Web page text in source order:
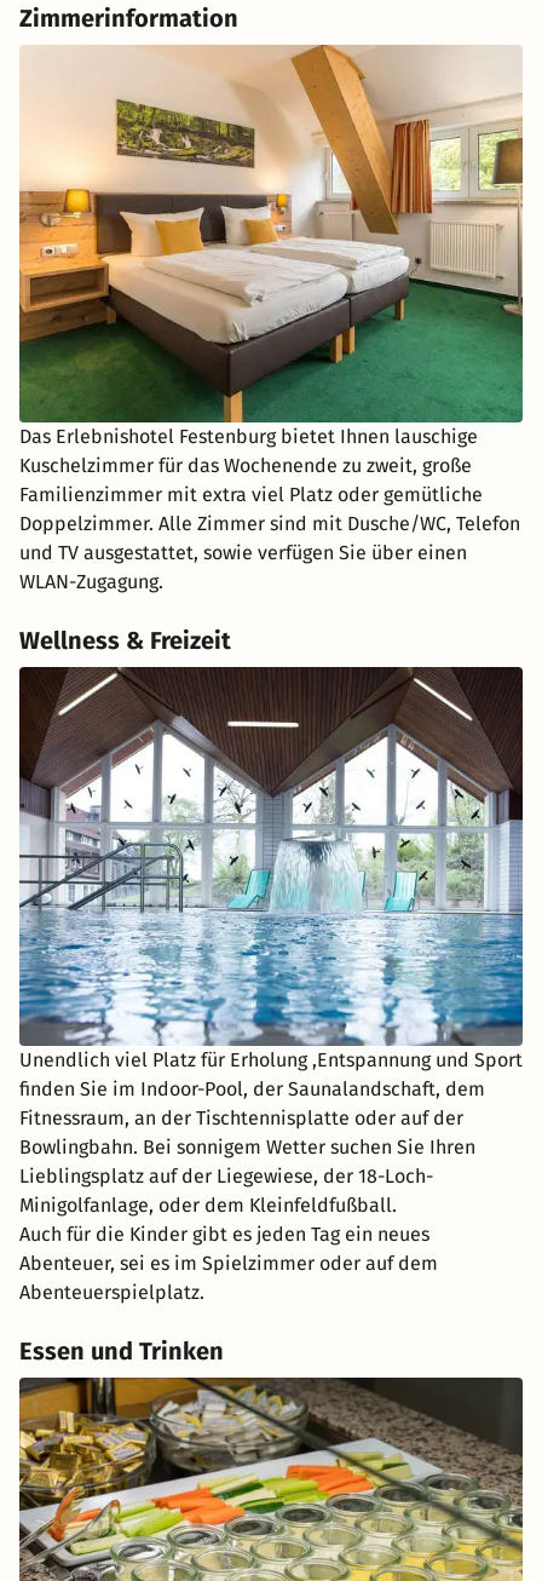
Zimmerinformation
Das Erlebnishotel Festenburg bietet Ihnen lauschige
Kuschelzimmer für das Wochenende zu zweit, große
Familienzimmer mit extra viel Platz oder gemütliche
Doppelzimmer. Alle Zimmer sind mit Dusche/WC, Telefon
und TV ausgestattet, sowie verfügen Sie über einen
WLAN-Zugagung.
Wellness & Freizeit
Unendlich viel Platz für Erholung ,Entspannung und Sport
finden Sie im Indoor-Pool, der Saunalandschaft, dem
Fitnessraum, an der Tischtennisplatte oder auf der
Bowlingbahn. Bei sonnigem Wetter suchen Sie Ihren
Lieblingsplatz auf der Liegewiese, der 18-Loch-
Minigolfanlage, oder dem Kleinfeldfußball.
Auch für die Kinder gibt es jeden Tag ein neues
Abenteuer, sei es im Spielzimmer oder auf dem
Abenteuerspielplatz.
Essen und Trinken